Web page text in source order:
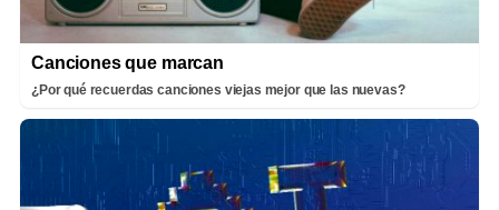
Canciones que marcan
¿Por qué recuerdas canciones viejas mejor que las nuevas?